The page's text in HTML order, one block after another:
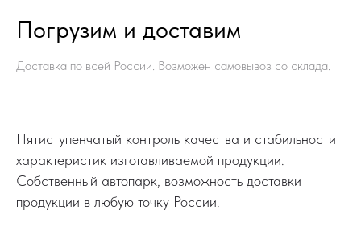
Погрузим и доставим
Доставка по всей России. Возможен самовывоз со склада.
Пятиступенчатый контроль качества и стабильности
характеристик изготавливаемой продукции.
Собственный автопарк, возможность доставки
продукции в любую точку России.